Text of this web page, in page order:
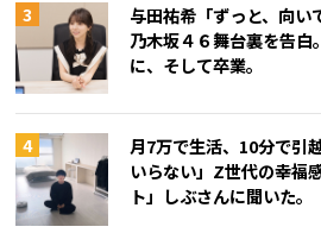
与田祐希「ずっと、向い
乃木坂４６舞台裏を告
に、そして卒業。
月7万で生活、10分で引
いらない」Z世代の幸福
ト」しぶさんに聞いた。